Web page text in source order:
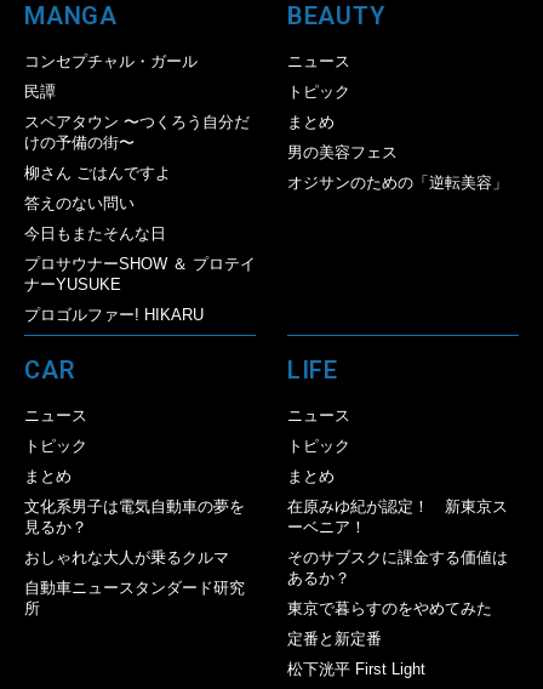
MANGA
コンセプチャル・ガール
民譚
スペアタウン 〜つくろう自分だ
けの予備の街〜
柳さん ごはんですよ
答えのない問い
今日もまたそんな日
プロサウナーSHOW ＆ プロテイ
ナーYUSUKE
プロゴルファー! HIKARU
BEAUTY
ニュース
トピック
まとめ
男の美容フェス
オジサンのための「逆転美容」
CAR
ニュース
トピック
まとめ
文化系男子は電気自動車の夢を
見るか？
おしゃれな大人が乗るクルマ
自動車ニュースタンダード研究
所
LIFE
ニュース
トピック
まとめ
在原みゆ紀が認定！ 新東京ス
ーベニア！
そのサブスクに課金する価値は
あるか？
東京で暮らすのをやめてみた
定番と新定番
松下洸平 First Light